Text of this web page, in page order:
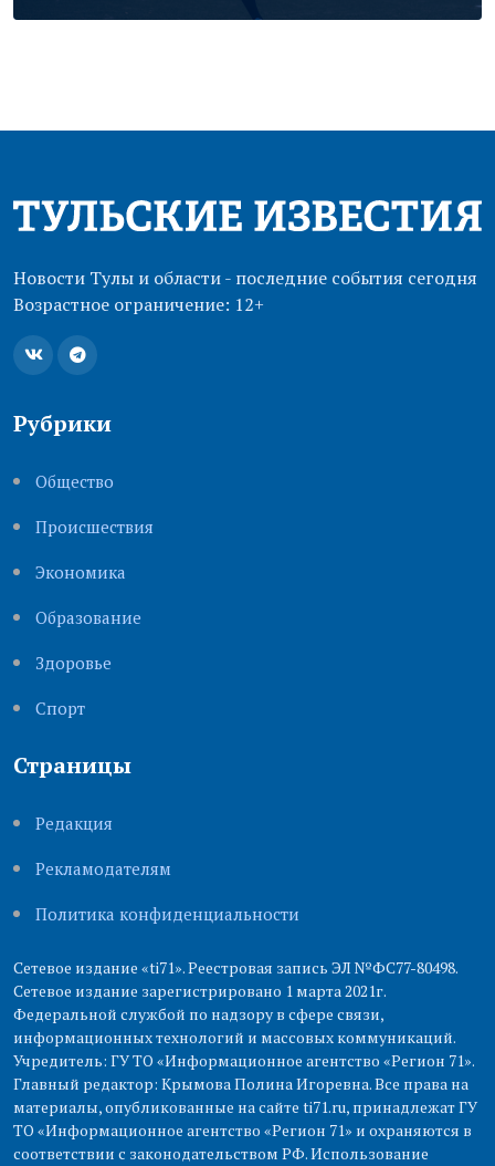
Новости Тулы и области - последние события сегодня
Возрастное ограничение: 12+
Рубрики
Общество
Происшествия
Экономика
Образование
Здоровье
Cпорт
Страницы
Редакция
Рекламодателям
Политика конфиденциальности
Сетевое издание «ti71». Реестровая запись ЭЛ №ФС77-80498.
Сетевое издание зарегистрировано 1 марта 2021г.
Федеральной службой по надзору в сфере связи,
информационных технологий и массовых коммуникаций.
Учредитель: ГУ ТО «Информационное агентство «Регион 71».
Главный редактор: Крымова Полина Игоревна. Все права на
материалы, опубликованные на сайте ti71.ru, принадлежат ГУ
ТО «Информационное агентство «Регион 71» и охраняются в
соответствии с законодательством РФ. Использование